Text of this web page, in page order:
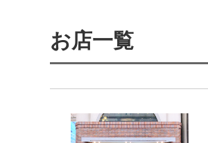
お店一覧